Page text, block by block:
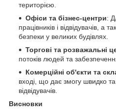
територією.
Офіси та бізнес-центри:
працівників і відвідувачів, а
безпеки у великих будівлях.
Торгові та розважальні
потоків людей та
Комерційні об'єкти та
вході, що дає змогу швидко
відвідувачів.
Висновки